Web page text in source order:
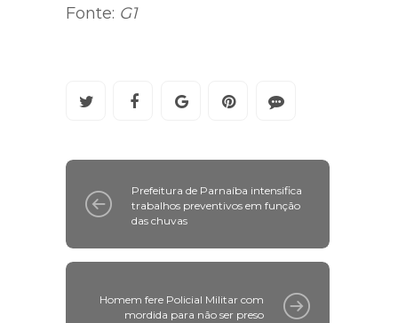
Fonte: G1
Prefeitura de Parnaíba intensifica
trabalhos preventivos em função
das chuvas
Homem fere Policial Militar com
mordida para não ser preso